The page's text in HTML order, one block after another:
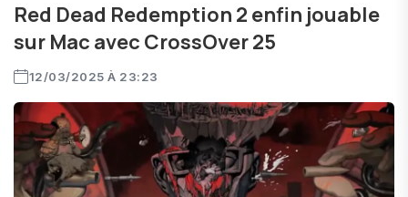
Red Dead Redemption 2 enfin jouable
sur Mac avec CrossOver 25
12/03/2025 À 23:23